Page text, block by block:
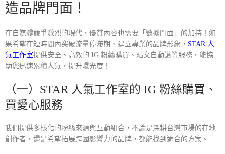
造品牌門面！
在自媒體競爭激烈的現代，優質內容也需要「數據門面」的加持！如
果希望在短時間內突破流量停滯期、建立專業的品牌形象， STAR 人
氣工作室提供安全、高效的 IG 粉絲購買、貼文自動讚等服務，能協
助您迅速累積人氣，提升曝光度！
（一）STAR 人氣工作室的 IG 粉絲購買、
買愛心服務
我們提供多樣化的粉絲來源與互動組合，不論是深耕台灣市場的在地
創作者，還是希望拓展跨國影響力的品牌，都能找到適合的方案。